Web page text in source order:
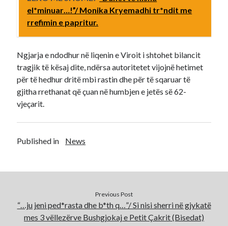
el*minuar…!”/ Monika Kryemadhi tr*ndit me
rrefimin e papritur.
Ngjarja e ndodhur në liqenin e Viroit i shtohet bilancit
tragjik të kësaj dite, ndërsa autoritetet vijojnë hetimet
për të hedhur dritë mbi rastin dhe për të sqaruar të
gjitha rrethanat që çuan në humbjen e jetës së 62-
vjeçarit.
Published in News
Previous Post
“…ju jeni ped*rasta dhe b*th q…”/ Si nisi sherri në gjykatë
mes 3 vëllezërve Bushgjokaj e Petit Çakrit (Bisedat)